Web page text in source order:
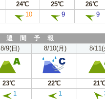
24℃ 25℃ 26℃
10 9 9
週 間 予 報
8/9(日) 8/10(月) 8/11(
23℃ 22℃
1 1